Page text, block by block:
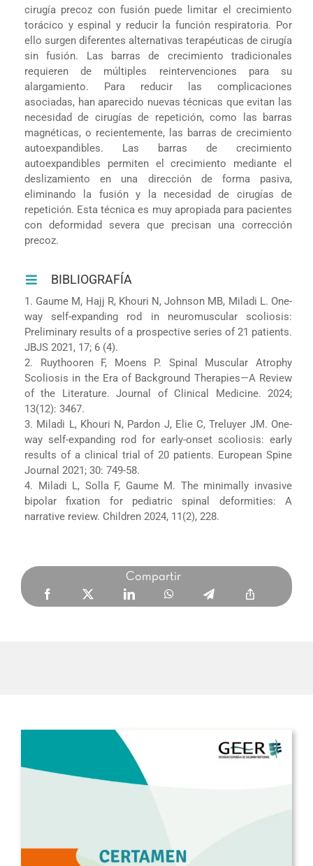
cirugía precoz con fusión puede limitar el crecimiento
torácico y espinal y reducir la función respiratoria. Por
ello surgen diferentes alternativas terapéuticas de cirugía
sin fusión. Las barras de crecimiento tradicionales
requieren de múltiples reintervenciones para su
alargamiento. Para reducir las complicaciones
asociadas, han aparecido nuevas técnicas que evitan las
necesidad de cirugías de repetición, como las barras
magnéticas, o recientemente, las barras de crecimiento
autoexpandibles. Las barras de crecimiento
autoexpandibles permiten el crecimiento mediante el
deslizamiento en una dirección de forma pasiva,
eliminando la fusión y la necesidad de cirugías de
repetición. Esta técnica es muy apropiada para pacientes
con deformidad severa que precisan una corrección
precoz.
BIBLIOGRAFÍA
1. Gaume M, Hajj R, Khouri N, Johnson MB, Miladi L. One-
way self-expanding rod in neuromuscular scoliosis:
Preliminary results of a prospective series of 21 patients.
JBJS 2021, 17; 6 (4).
2. Ruythooren F, Moens P. Spinal Muscular Atrophy
Scoliosis in the Era of Background Therapies—A Review
of the Literature. Journal of Clinical Medicine. 2024;
13(12): 3467.
3. Miladi L, Khouri N, Pardon J, Elie C, Treluyer JM. One-
way self-expanding rod for early-onset scoliosis: early
results of a clinical trial of 20 patients. European Spine
Journal 2021; 30: 749-58.
4. Miladi L, Solla F, Gaume M. The minimally invasive
bipolar fixation for pediatric spinal deformities: A
narrative review. Children 2024, 11(2), 228.
Compartir